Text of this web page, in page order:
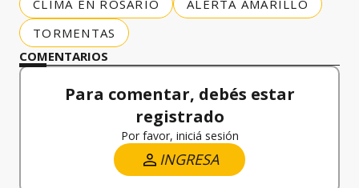
CLIMA EN ROSARIO
ALERTA AMARILLO
TORMENTAS
COMENTARIOS
Para comentar, debés estar
registrado
Por favor, iniciá sesión
INGRESA